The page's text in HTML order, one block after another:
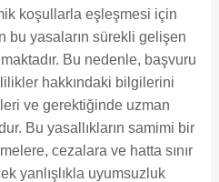
koşullarla eşleşmesi için
bu yasaların sürekli gelişen
Bu nedenle, başvuru
hakkındaki bilgilerini
ve gerektiğinde uzman
Bu yasallıkların samimi bir
cezalara ve hatta sınır
yanlışlıkla uyumsuzluk